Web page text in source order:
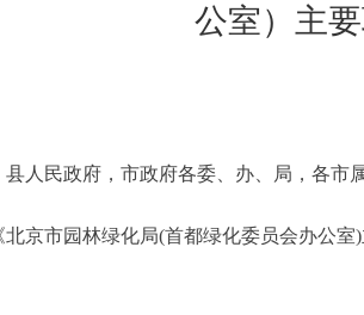
公室）主
县人民政府，市政府各委、办、局，各市
市园林绿化局(首都绿化委员会办公室)